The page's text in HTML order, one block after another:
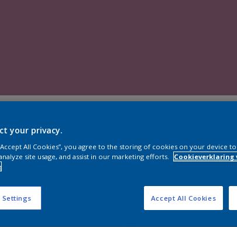
producten hebt u nodig?
resultaten voor u
your privacy.
All Cookies”, you agree to the storing of cookies on your device
site usage, and assist in our marketing efforts.
Cookieverklaring
Settings Accept All Cookies